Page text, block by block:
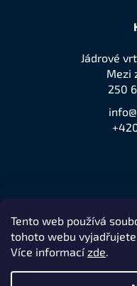
Tento web používá
tohoto webu
Více informacízde.
Jádrové
Mezi
250